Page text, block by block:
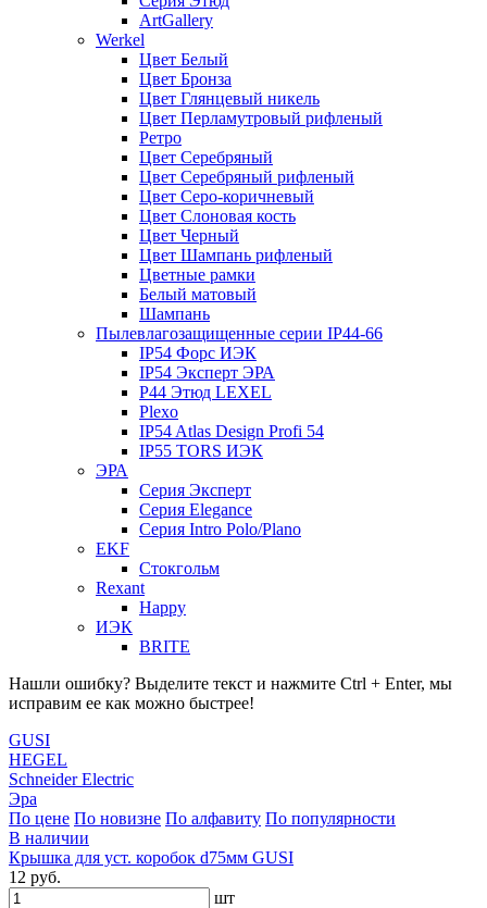
ArtGallery
Werkel
Цвет Белый
Цвет Бронза
Цвет Глянцевый никель
Цвет Перламутровый рифленый
Ретро
Цвет Серебряный
Цвет Серебряный рифленый
Цвет Серо-коричневый
Цвет Слоновая кость
Цвет Черный
Цвет Шампань рифленый
Цветные рамки
Белый матовый
Шампань
Пылевлагозащищенные серии IP44-66
IP54 Форс ИЭК
IP54 Эксперт ЭРА
P44 Этюд LEXEL
Plexo
IP54 Atlas Design Profi 54
IP55 TORS ИЭК
ЭРА
Серия Эксперт
Серия Elegance
Серия Intro Polo/Plano
EKF
Стокгольм
Rexant
Happy
ИЭК
BRITE
Нашли ошибку? Выделите текст и нажмите Ctrl + Enter, мы
исправим ее как можно быстрее!
GUSI
HEGEL
Schneider Electric
Эра
По цене По новизне По алфавиту По популярности
В наличии
Крышка для уст. коробок d75мм GUSI
12 руб.
шт